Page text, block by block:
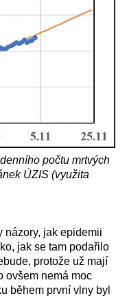
počtu mrtvých
ÚZIS (využita
názory, jak epidemii
jak se tam podařilo
protože už mají
ovšem nemá moc
během první vlny byl